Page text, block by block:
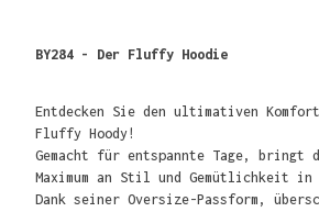
BY284 - Der Fluffy Hoodie
Entdecken Sie den ultimativen
Fluffy Hoody!
Gemacht für entspannte Tage, bringt
Maximum an Stil und Gemütlichkeit
Dank seiner Oversize-Passform,